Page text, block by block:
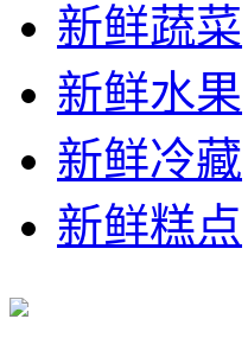
新鲜蔬菜
新鲜水果
新鲜冷藏
新鲜糕点